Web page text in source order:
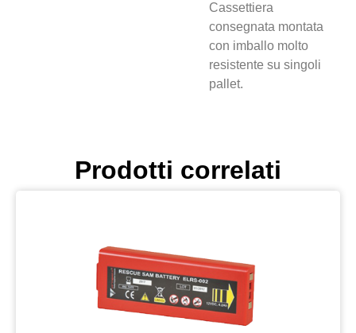
Cassettiera
consegnata montata
con imballo molto
resistente su singoli
pallet.
Prodotti correlati